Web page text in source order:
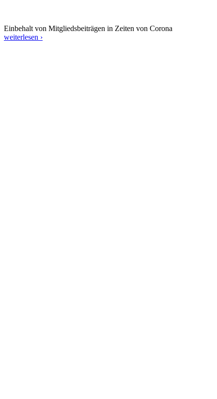
Einbehalt von Mitgliedsbeiträgen in Zeiten von Corona
weiterlesen ›